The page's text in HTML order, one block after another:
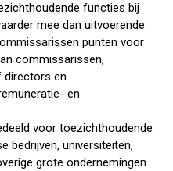
functies bij
mee dan uitvoerende
punten voor
commissarissen,
directors en
en
voor toezichthoudende
bedrijven, universiteiten,
grote ondernemingen.